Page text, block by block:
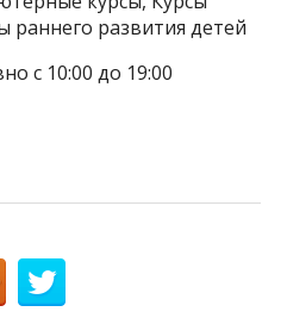
раннего развития детей
с 10:00 до 19:00